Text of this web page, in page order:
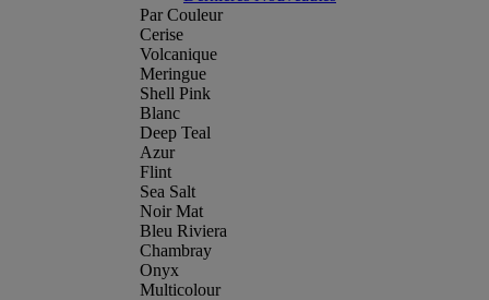
Par Couleur
Cerise
Volcanique
Meringue
Shell Pink
Blanc
Deep Teal
Azur
Flint
Sea Salt
Noir Mat
Bleu Riviera
Chambray
Onyx
Multicolour